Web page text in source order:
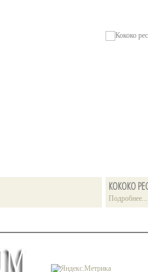
КОКОКО
Подробнее...